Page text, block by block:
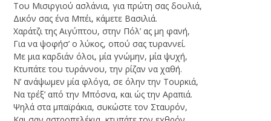
Του Μισιργιού ασλάνια, για πρώτη σας δουλιά,
Δικόν σας ένα Mπέι, κάμετε Bασιλιά.
Xαράτζι της Αιγύπτου, στην Πόλ’ ας μη φανή,
Για να ψοφήσ’ ο λύκος, οπού σας τυραννεί.
Με μια καρδιάν όλοι, μία γνώμην, μία ψυχή,
Kτυπάτε του τυράννου, την ρίζαν να χαθή.
Ν’ ανάψωμεν μία φλόγα, σε όλην την Τουρκιά,
Nα τρέξ’ από την Μπόσνα, και ώς την Αραπιά.
Ψηλά στα μπαϊράκια, συκώστε τον Σταυρόν,